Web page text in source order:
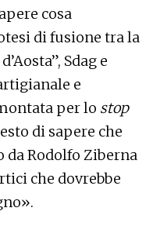
cosa
di fusione tra la
Sdag e
e
per lo stop
di sapere che
da Rodolfo Ziberna
che dovrebbe